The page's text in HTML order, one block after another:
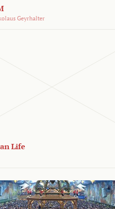
Geyrhalter
Life